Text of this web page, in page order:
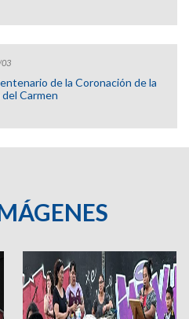
de la Coronación de la
Carmen